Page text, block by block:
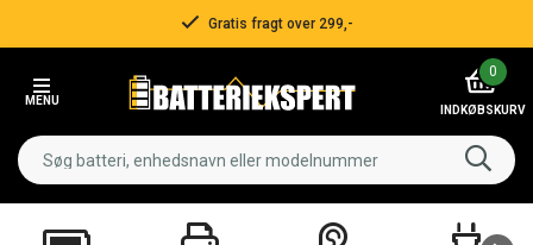
Gratis fragt over 299,-
MENU
0
INDKØBSKURV